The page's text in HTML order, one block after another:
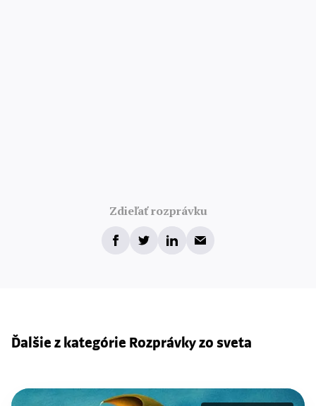
Zdieľať rozprávku
Ďalšie z kategórie Rozprávky zo sveta